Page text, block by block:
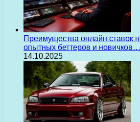
Преимущества онлайн ставок
опытных беттеров и новичков…
14.10.2025